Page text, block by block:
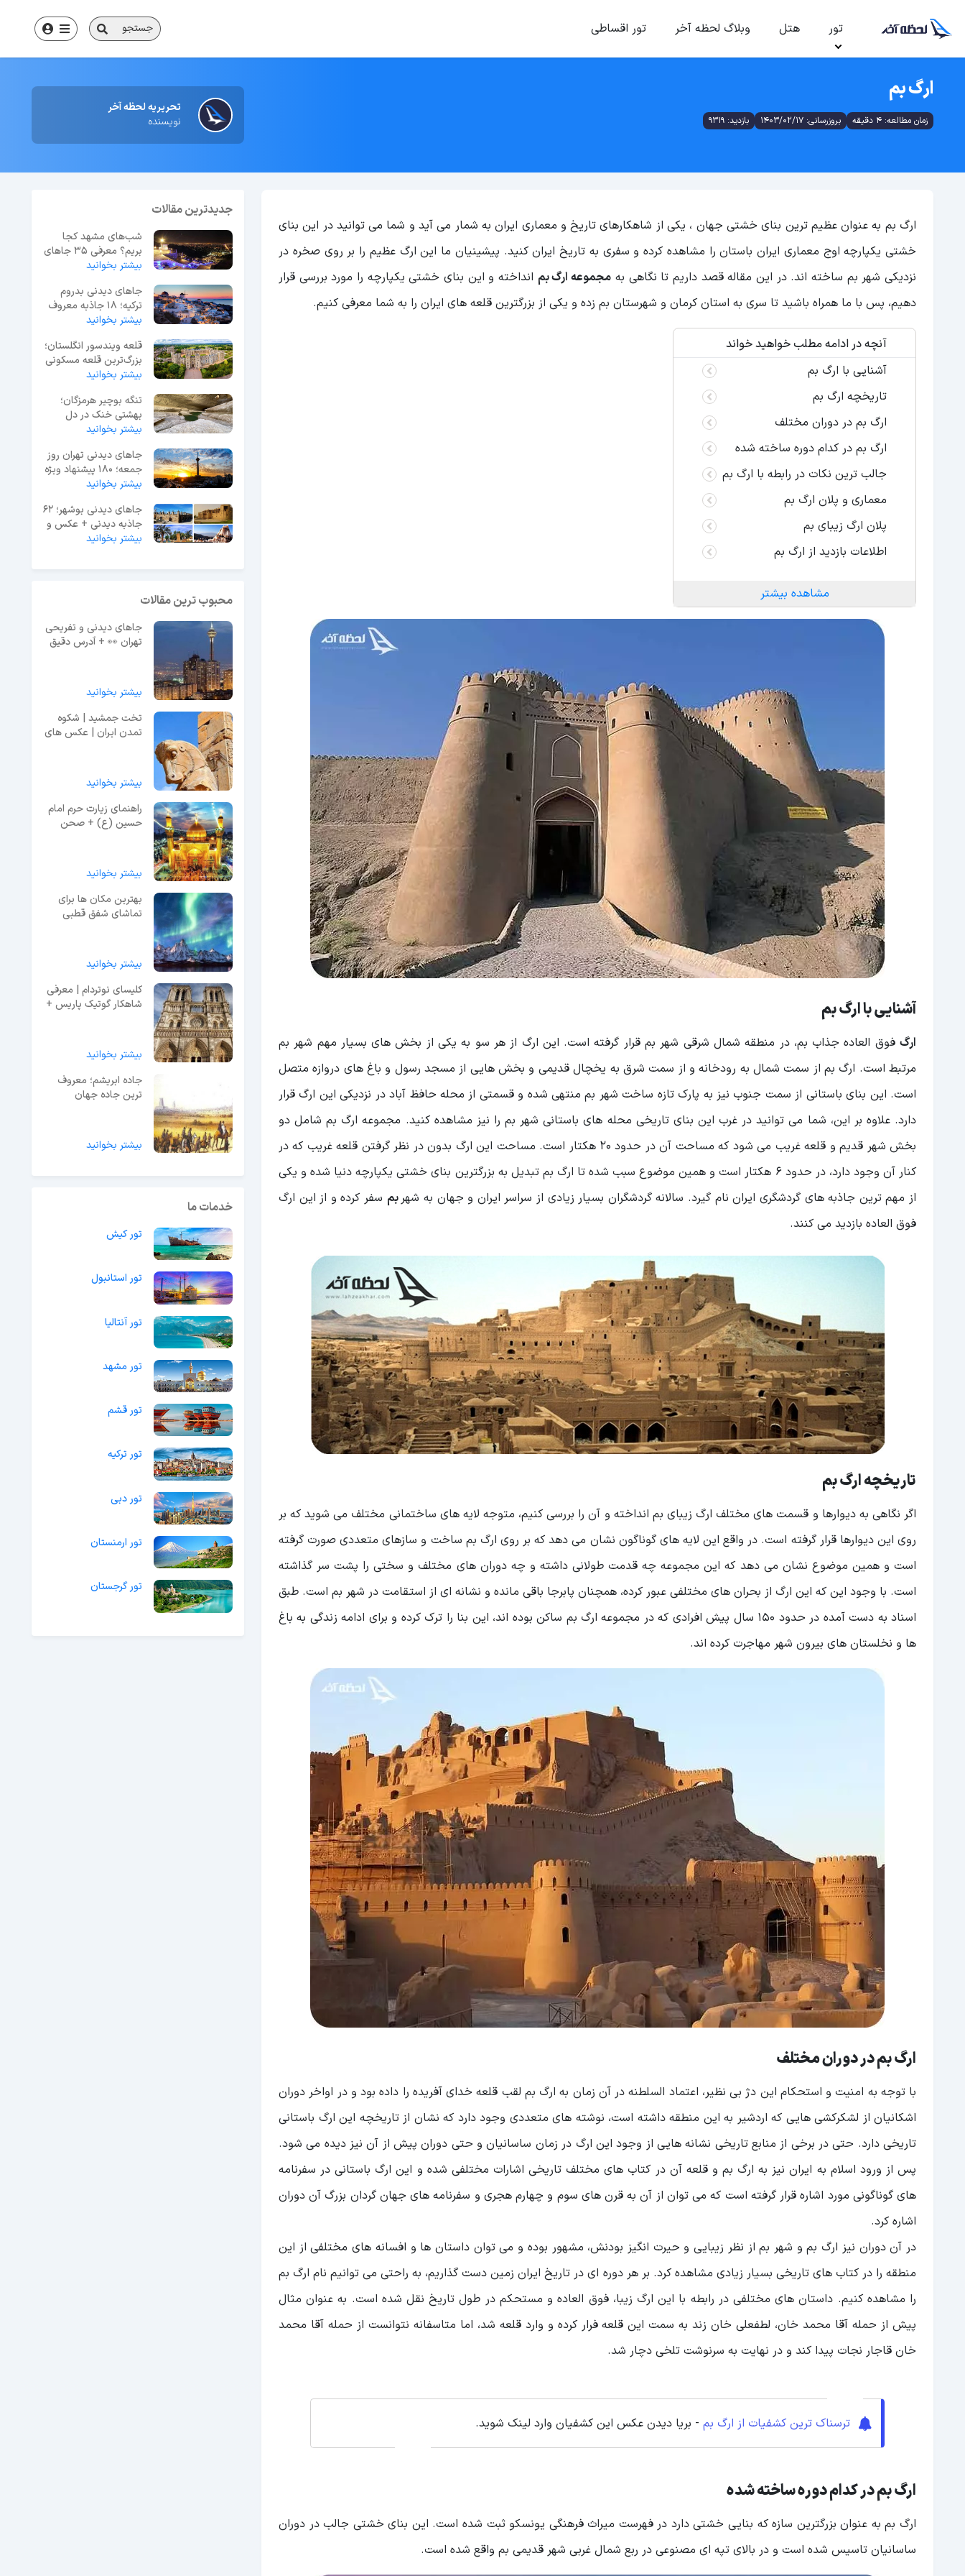
تور هتل وبلاگ لحظه آخر تور اقساطی جستجو
ارگ بم
زمان مطالعه: 4 دقیقه بروزرسانی: 1403/02/17 بازدید: 9319
تحریریه لحظه آخر
نویسنده
ارگ بم به عنوان عظیم ترین بنای خشتی جهان ، یکی از شاهکارهای تاریخ و معماری ایران به شمار می آید و شما می توانید در این بنای
خشتی یکپارچه اوج معماری ایران باستان را مشاهده کرده و سفری به تاریخ ایران کنید. پیشینیان ما این ارگ عظیم را بر روی صخره در
نزدیکی شهر بم ساخته اند. در این مقاله قصد داریم تا نگاهی به مجموعه ارگ بم انداخته و این بنای خشتی یکپارچه را مورد بررسی قرار
دهیم، پس با ما همراه باشید تا سری به استان کرمان و شهرستان بم زده و یکی از بزرگترین قلعه های ایران را به شما معرفی کنیم.
آنچه در ادامه مطلب خواهید خواند
آشنایی با ارگ بم
تاریخچه ارگ بم
ارگ بم در دوران مختلف
ارگ بم در کدام دوره ساخته شده
جالب ترین نکات در رابطه با ارگ بم
معماری و پلان ارگ بم
پلان ارگ زیبای بم
اطلاعات بازدید از ارگ بم
مشاهده بیشتر
آشنایی با ارگ بم
ارگ فوق العاده جذاب بم، در منطقه شمال شرقی شهر بم قرار گرفته است. این ارگ از هر سو به یکی از بخش های بسیار مهم شهر بم
مرتبط است. ارگ بم از سمت شمال به رودخانه و از سمت شرق به یخچال قدیمی و بخش‌ هایی از مسجد رسول و باغ ‌های دروازه متصل
است. این بنای باستانی از سمت جنوب نیز به پارک تازه ساخت شهر بم منتهی شده و قسمتی از محله حافظ آباد در نزدیکی این ارگ قرار
دارد. علاوه بر این، شما می توانید در غرب این بنای تاریخی محله های باستانی شهر بم را نیز مشاهده کنید. مجموعه ارگ بم شامل دو
بخش شهر قدیم و قلعه غریب می شود که مساحت آن در حدود ۲۰ هکتار است. مساحت این ارگ بدون در نظر گرفتن قلعه غریب که در
کنار آن وجود دارد، در حدود ۶ هکتار است و همین موضوع سبب شده تا ارگ بم تبدیل به بزرگترین بنای خشتی یکپارچه دنیا شده و یکی
از مهم ترین جاذبه های گردشگری ایران نام گیرد. سالانه گردشگران بسیار زیادی از سراسر ایران و جهان به شهربم سفر کرده و از این ارگ
فوق العاده بازدید می کنند.
تاریخچه ارگ بم
اگر نگاهی به دیوارها و قسمت ‌های مختلف ارگ زیبای بم انداخته و آن را بررسی کنیم، متوجه لایه های ساختمانی مختلف می شوید که بر
روی این دیوارها قرار گرفته است. در واقع این لایه های گوناگون نشان می ‌دهد که بر روی ارگ بم ساخت و سازهای متعددی صورت گرفته
است و همین موضوع نشان می دهد که این مجموعه چه قدمت طولانی داشته و چه دوران ‌های مختلف و سختی را پشت سر گذاشته
است. با وجود این که این ارگ از بحران های مختلفی عبور کرده، همچنان پابرجا باقی مانده و نشانه ای از استقامت در شهر بم است. طبق
اسناد به دست آمده در حدود ۱۵۰ سال پیش افرادی که در مجموعه ارگ بم ساکن بوده اند، این بنا را ترک کرده و برای ادامه زندگی به باغ
ها و نخلستان های بیرون شهر مهاجرت کرده اند.
ارگ بم در دوران مختلف
با توجه به امنیت و استحکام این دژ بی ‌نظیر، اعتماد السلطنه در آن زمان به ارگ ‌بم لقب قلعه خدای آفریده را داده بود و در اواخر دوران
اشکانیان از لشکرکشی هایی که اردشیر به این منطقه داشته است، نوشته‌ های متعددی وجود دارد که نشان از تاریخچه این ارگ باستانی
تاریخی دارد. حتی در برخی از منابع تاریخی نشانه‌ هایی از وجود این ارگ در زمان ساسانیان و حتی دوران پیش از آن نیز دیده می شود.
پس از ورود اسلام به ایران نیز به ارگ بم و قلعه آن در کتاب های مختلف تاریخی اشارات مختلفی شده و این ارگ باستانی در سفرنامه
های گوناگونی مورد اشاره قرار گرفته است که می ‌توان از آن به قرن های سوم و چهارم هجری و سفرنامه های جهان گردان بزرگ آن دوران
اشاره کرد.
در آن دوران نیز ارگ بم و شهر بم از نظر زیبایی و حیرت انگیز بودنش، مشهور بوده و می ‌توان داستان ها و افسانه های مختلفی از این
منطقه را در کتاب های تاریخی بسیار زیادی مشاهده کرد. بر هر دوره‌ ای در تاریخ ایران زمین دست گذاریم، به راحتی می توانیم نام ارگ بم
را مشاهده کنیم. داستان ‌های مختلفی در رابطه با این ارگ زیبا، فوق العاده و مستحکم در طول تاریخ نقل شده است. به عنوان مثال
پیش از حمله آقا محمد خان، لطفعلی خان زند به سمت این قلعه فرار کرده و وارد قلعه شد، اما متاسفانه نتوانست از حمله آقا محمد
خان قاجار نجات پیدا کند و در نهایت به سرنوشت تلخی دچار شد.
ترسناک ترین کشفیات از ارگ بم - بریا دیدن عکس این کشفیان وارد لینک شوید.
ارگ بم در کدام دوره ساخته شده
ارگ بم به عنوان بزرگترین سازه که بنایی خشتی دارد در فهرست میراث فرهنگی یونسکو ثبت شده است. این بنای خشتی جالب در دوران
ساسانیان تاسیس شده است و در بالای تپه ای مصنوعی در ربع شمال غربی شهر قدیمی بم واقع شده است.
جدیدترین مقالات
شب‌های مشهد کجا
بریم؟ معرفی 35 جاهای
دیدنی مشهد در شب
بیشتر بخوانید
جاهای دیدنی بدروم
ترکیه؛ 18 جاذبه معروف
+ عکس و آدرس
بیشتر بخوانید
قلعه ویندسور انگلستان؛
بزرگ‌ترین قلعه مسکونی
جهان
بیشتر بخوانید
تنگه بوچیر هرمزگان؛
بهشتی خنک در دل
گرمای جنوب ایران
بیشتر بخوانید
جاهای دیدنی تهران روز
جمعه؛ 180 پیشنهاد ویژه
آخر هفته
بیشتر بخوانید
جاهای دیدنی بوشهر؛ 62
جاذبه دیدنی + عکس و
آدرس
بیشتر بخوانید
محبوب ترین مقالات
جاهای دیدنی و تفریحی
تهران 👀 + آدرس دقیق
بیشتر بخوانید
تخت جمشید | شکوه
تمدن ایران | عکس های
بیشتر بخوانید
راهنمای زیارت حرم امام
حسین (ع) + صحن
بیشتر بخوانید
بهترین مکان ها برای
تماشای شفق قطبی
بیشتر بخوانید
کلیسای نوتردام | معرفی
شاهکار گوتیک پاریس +
بیشتر بخوانید
جاده ابریشم؛ معروف
ترین جاده جهان
بیشتر بخوانید
خدمات ما
تور کیش
تور استانبول
تور آنتالیا
تور مشهد
تور قشم
تور ترکیه
تور دبی
تور ارمنستان
تور گرجستان